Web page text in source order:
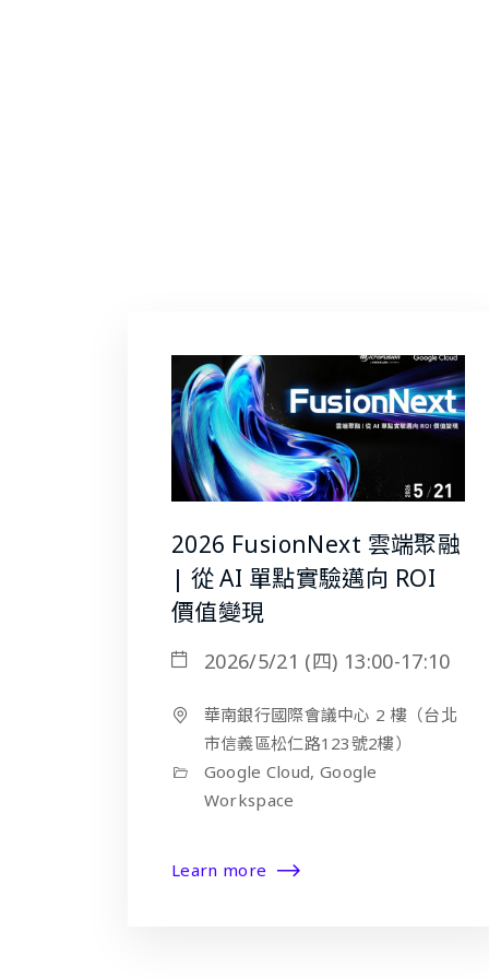
2026 FusionNext 雲端聚融
| 從 AI 單點實驗邁向 ROI
價值變現
2026/5/21 (四) 13:00-17:10
華南銀行國際會議中心 2 樓（台北
市信義區松仁路123號2樓）
Google Cloud, Google
Workspace
Learn more